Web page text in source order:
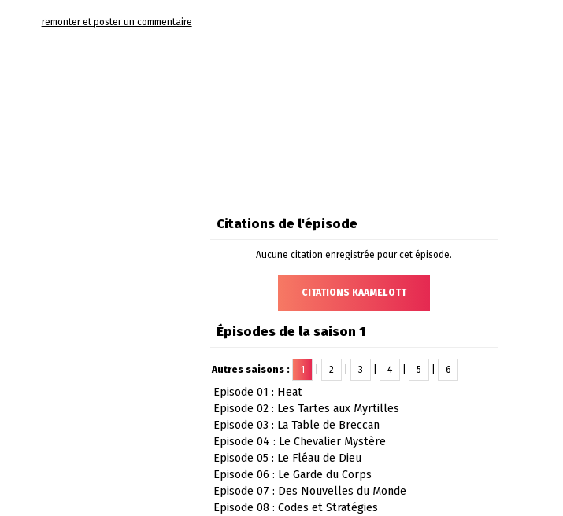
remonter et poster un commentaire
Citations de l'épisode
Aucune citation enregistrée pour cet épisode.
CITATIONS KAAMELOTT
Épisodes de la saison 1
Autres saisons : 1 2 3 4 5 6
Episode 01 : Heat
Episode 02 : Les Tartes aux Myrtilles
Episode 03 : La Table de Breccan
Episode 04 : Le Chevalier Mystère
Episode 05 : Le Fléau de Dieu
Episode 06 : Le Garde du Corps
Episode 07 : Des Nouvelles du Monde
Episode 08 : Codes et Stratégies